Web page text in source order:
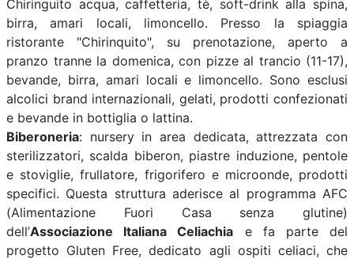
Chiringuito acqua, caffetteria, tè, soft-drink alla spina,
birra, amari locali, limoncello. Presso la spiaggia
ristorante "Chirinquito", su prenotazione, aperto a
pranzo tranne la domenica, con pizze al trancio (11-17),
bevande, birra, amari locali e limoncello. Sono esclusi
alcolici brand internazionali, gelati, prodotti confezionati
e bevande in bottiglia o lattina.
Biberoneria: nursery in area dedicata, attrezzata con
sterilizzatori, scalda biberon, piastre induzione, pentole
e stoviglie, frullatore, frigorifero e microonde, prodotti
specifici. Questa struttura aderisce al programma AFC
(Alimentazione Fuori Casa senza glutine)
dell’Associazione Italiana Celiachia e fa parte del
progetto Gluten Free, dedicato agli ospiti celiaci, che